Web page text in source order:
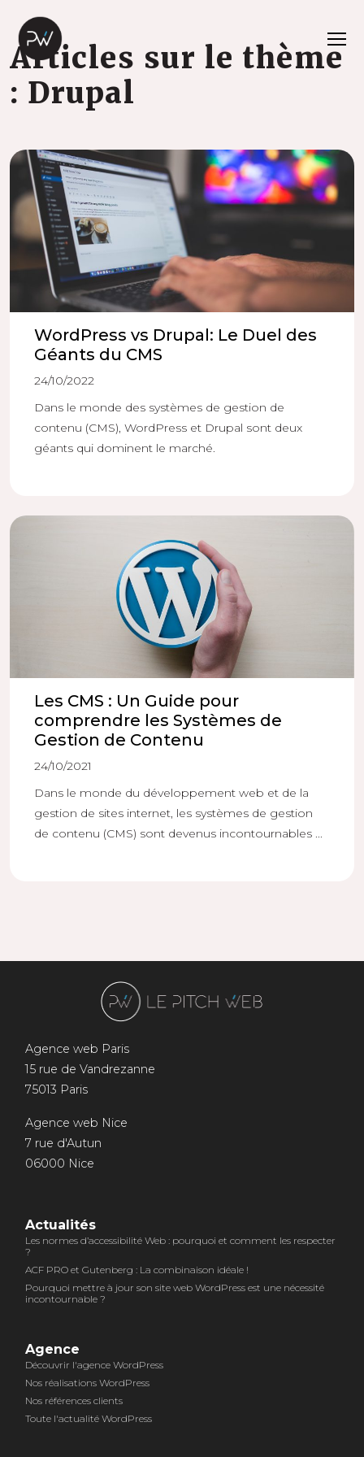
Articles sur le thème
: Drupal
WordPress vs Drupal: Le Duel des
Géants du CMS
24/10/2022
Dans le monde des systèmes de gestion de
contenu (CMS), WordPress et Drupal sont deux
géants qui dominent le marché.
Les CMS : Un Guide pour
comprendre les Systèmes de
Gestion de Contenu
24/10/2021
Dans le monde du développement web et de la
gestion de sites internet, les systèmes de gestion
de contenu (CMS) sont devenus incontournables ...
Agence web Paris
15 rue de Vandrezanne
75013 Paris
Agence web Nice
7 rue d'Autun
06000 Nice
Actualités
Les normes d’accessibilité Web : pourquoi et comment les respecter
?
ACF PRO et Gutenberg : La combinaison idéale !
Pourquoi mettre à jour son site web WordPress est une nécessité
incontournable ?
Agence
Découvrir l'agence WordPress
Nos réalisations WordPress
Nos références clients
Toute l'actualité WordPress